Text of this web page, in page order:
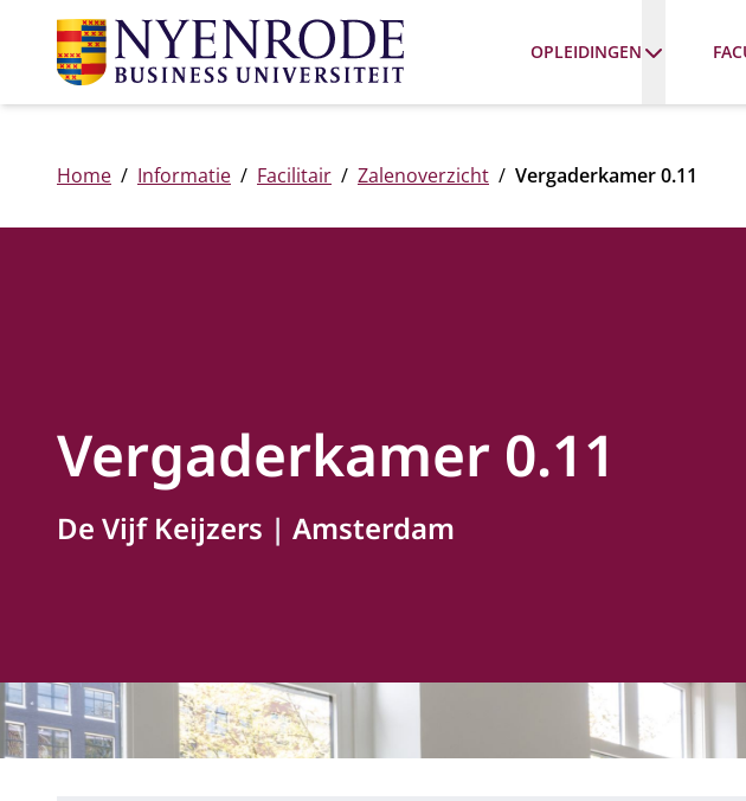
OPLEIDINGEN
Home Informatie Facilitair Zalenoverzicht Vergaderkamer 0.11
Vergaderkamer 0.11
De Vijf Keijzers Amsterdam